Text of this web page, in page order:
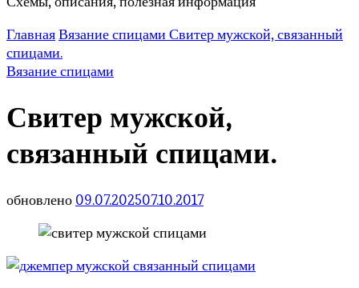
ГлавнаяВязание спицами Свитер мужской, связанный
спицами.
Вязание спицами
Свитер мужской,
связанный спицами.
обновлено 09.07.202507.10.2017